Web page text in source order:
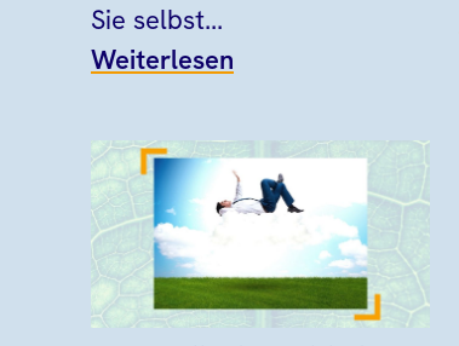
Sie selbst...
Weiterlesen